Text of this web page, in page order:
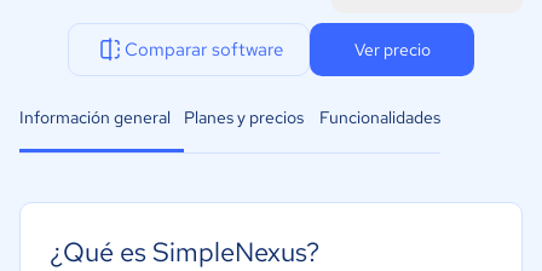
Comparar software Ver precio
Información general Planes y precios Funcionalidades
¿Qué es SimpleNexus?